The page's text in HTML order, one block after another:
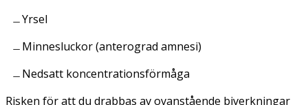
Yrsel
Minnesluckor (anterograd amnesi)
Nedsatt koncentrationsförmåga
Risken för att du drabbas av ovanstående biverkningar